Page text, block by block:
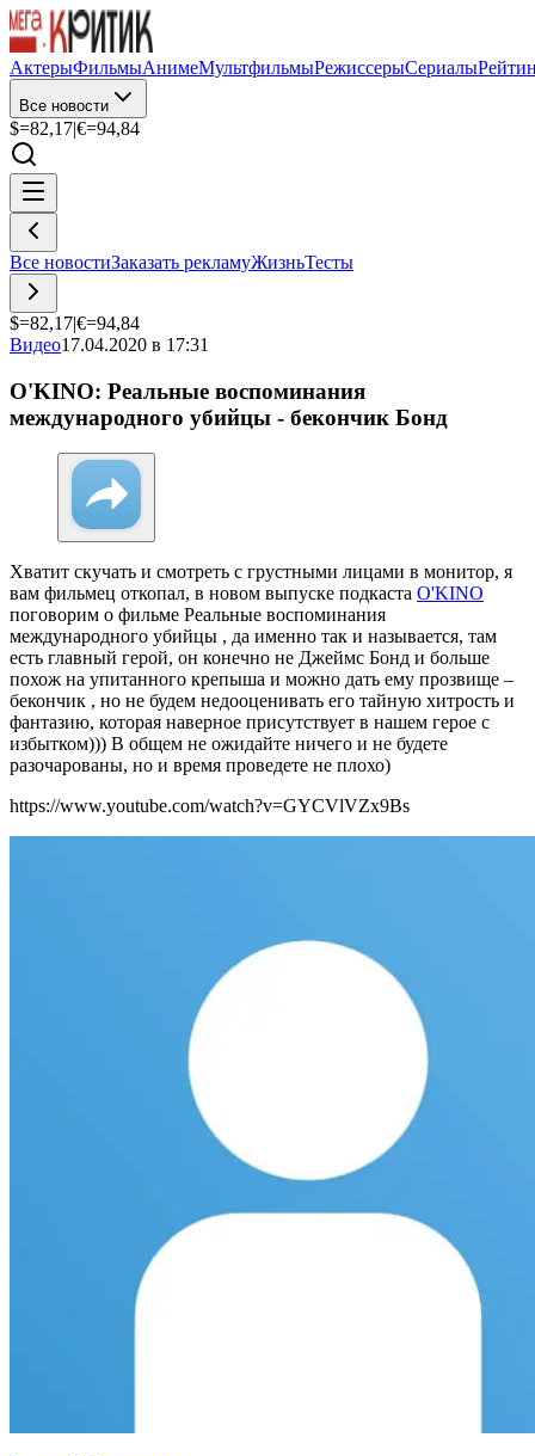
АктерыФильмыАнимеМультфильмыРежиссерыСериалы
Все новости
$=82,17|€=94,84
Все новостиЗаказать рекламуЖизньТесты
$=82,17|€=94,84
Видео17.04.2020 в 17:31
O'KINO: Реальные воспоминания
международного убийцы - бекончик Бонд
Хватит скучать и смотреть с грустными лицами в монитор, я
вам фильмец откопал, в новом выпуске подкаста O'KINO
поговорим о фильме Реальные воспоминания
международного убийцы , да именно так и называется, там
есть главный герой, он конечно не Джеймс Бонд и больше
похож на упитанного крепыша и можно дать ему прозвище –
бекончик , но не будем недооценивать его тайную хитрость и
фантазию, которая наверное присутствует в нашем герое с
избытком))) В общем не ожидайте ничего и не будете
разочарованы, но и время проведете не плохо)
https://www.youtube.com/watch?v=GYCVlVZx9Bs